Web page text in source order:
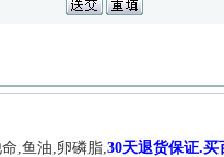
,鱼油,卵磷脂,30天退货保证.买